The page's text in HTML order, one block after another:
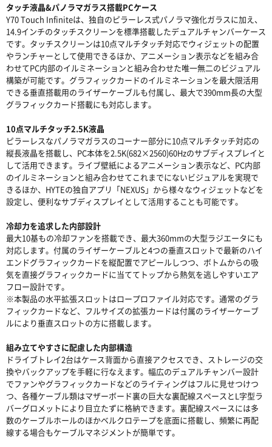
タッチ液晶&パノラマガラス搭載PCケース
Y70 Touch Infiniteは、独自のピラーレス式パノラマ強化ガラスに加え、
14.9インチのタッチスクリーンを標準搭載したデュアルチャンバーケース
です。タッチスクリーンは10点マルチタッチ対応でウィジェットの配置
やランチャーとして使用できるほか、アニメーション表示などを組み合
わせてPC内部のイルミネーションと組み合わせた唯一無二のビジュアル
構築が可能です。グラフィックカードのイルミネーションを最大限活用
できる垂直搭載用のライザーケーブルも付属し、最大で390mm長の大型
グラフィックカード搭載にも対応します。
10点マルチタッチ2.5K液晶
ピラーレスなパノラマガラスのコーナー部分に10点マルチタッチ対応の
縦長液晶を搭載し、PC本体を2.5K(682×2560)60Hzのサブディスプレイと
して活用できます。ライブ壁紙によるアニメーション表示など、PC内部
のイルミネーションと組み合わせてこれまでにないビジュアルを実現で
きるほか、HYTEの独自アプリ「NEXUS」から様々なウィジェットなどを
設定し、便利なサブディスプレイとして活用することも可能です。
冷却力を追求した内部設計
最大10基もの冷却ファンを搭載でき、最大360mmの大型ラジエータにも
対応します。付属のライザーケーブルと4つの垂直スロットで最新のハイ
エンドグラフィックカードを縦配置でアピールしつつ、ボトムからの吸
気を直接グラフィックカードに当ててトップから熱気を逃しやすいエア
フロー設計です。
※本製品の水平拡張スロットはロープロファイル対応です。通常のグラ
フィックカードなど、フルサイズの拡張カードは付属のライザーケーブ
ルにより垂直スロットの方に搭載します。
組み立てやすさに配慮した内部構造
ドライブトレイ2台はケース背面から直接アクセスでき、ストレージの交
換やバックアップを手軽に行なえます。幅広のデュアルチャンバー設計
でファンやグラフィックカードなどのライティングはフルに見せつけつ
つ、各種ケーブル類はマザーボード裏の巨大な裏配線スペースとL字型ラ
バーグロメットにより目立たずに格納できます。裏配線スペースには多
数のケーブルホールのほかベルクロテープを底面に搭載し、頻繁に再配
線する場合もケーブルマネジメントが簡単です。